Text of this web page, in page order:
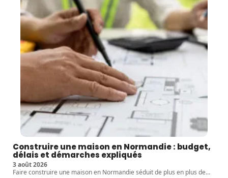
Construire une maison en Normandie : budget,
délais et démarches expliqués
3 août 2026
Faire construire une maison en Normandie séduit de plus en plus de…